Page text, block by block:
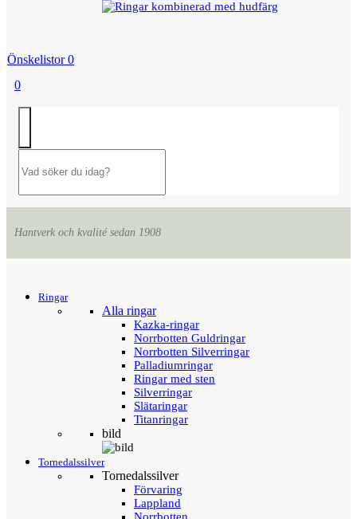
Önskelistor 0
0
Hantverk och kvalité sedan 1908
Ringar
Alla ringar
Kazka-ringar
Norrbotten Guldringar
Norrbotten Silverringar
Palladiumringar
Ringar med sten
Silverringar
Slätaringar
Titanringar
bild
Tornedalssilver
Tornedalssilver
Förvaring
Lappland